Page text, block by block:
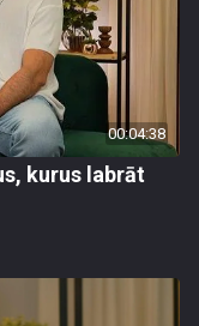
00:04:38
kurus labrāt